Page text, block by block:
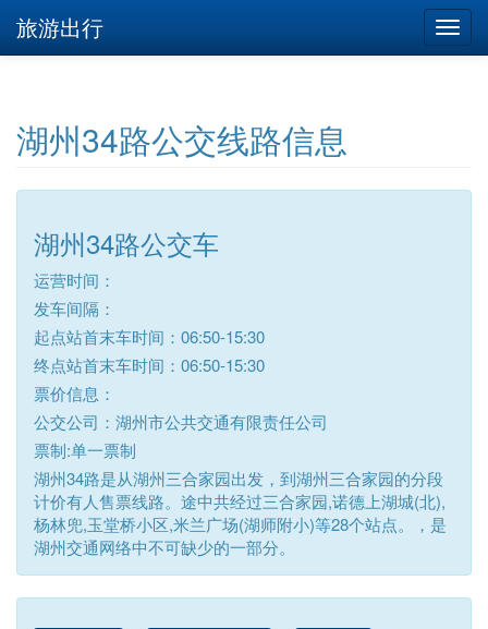
旅游出行
湖州34路公交线路信息
湖州34路公交车
运营时间：
发车间隔：
起点站首末车时间：06:50-15:30
终点站首末车时间：06:50-15:30
票价信息：
公交公司：湖州市公共交通有限责任公司
票制:单一票制
湖州34路是从湖州三合家园出发，到湖州三合家园的分段
计价有人售票线路。途中共经过三合家园,诺德上湖城(北),
杨林兜,玉堂桥小区,米兰广场(湖师附小)等28个站点。，是
湖州交通网络中不可缺少的一部分。